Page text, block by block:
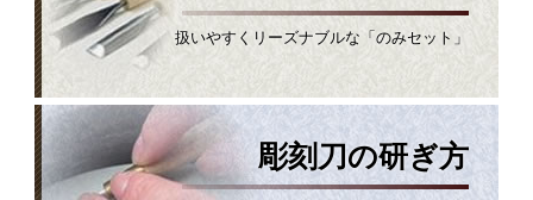
扱いやすくリーズナブルな「のみセット」
彫刻刀の研ぎ方